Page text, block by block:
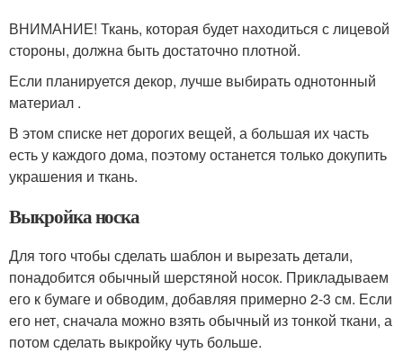
ВНИМАНИЕ! Ткань, которая будет находиться с лицевой
стороны, должна быть достаточно плотной.
Если планируется декор, лучше выбирать однотонный
материал .
В этом списке нет дорогих вещей, а большая их часть
есть у каждого дома, поэтому останется только докупить
украшения и ткань.
Выкройка носка
Для того чтобы сделать шаблон и вырезать детали,
понадобится обычный шерстяной носок. Прикладываем
его к бумаге и обводим, добавляя примерно 2-3 см. Если
его нет, сначала можно взять обычный из тонкой ткани, а
потом сделать выкройку чуть больше.